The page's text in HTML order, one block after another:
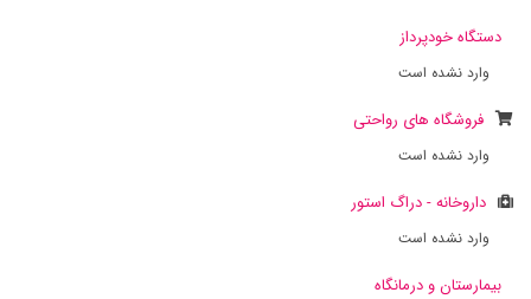
دستگاه خودپرداز
وارد نشده است
فروشگاه های رواحتی
وارد نشده است
داروخانه - دراگ استور
وارد نشده است
بیمارستان و درمانگاه